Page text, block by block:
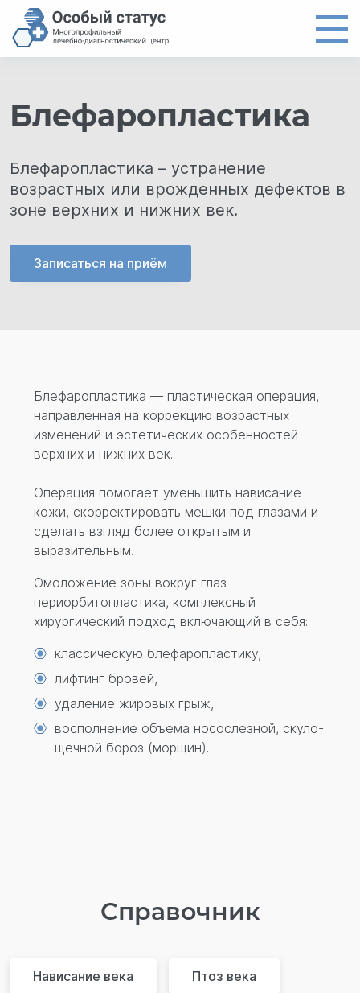
Направления
Блефаропластика
Блефаропластика – устранение
возрастных или врожденных дефектов в
зоне верхних и нижних век.
Записаться на приём
Блефаропластика — пластическая операция,
направленная на коррекцию возрастных
изменений и эстетических особенностей
верхних и нижних век.
Операция помогает уменьшить нависание
кожи, скорректировать мешки под глазами и
сделать взгляд более открытым и
выразительным.
Омоложение зоны вокруг глаз -
периорбитопластика, комплексный
хирургический подход включающий в себя:
классическую блефаропластику,
лифтинг бровей,
удаление жировых грыж,
восполнение объема носослезной, скуло-
щечной бороз (морщин).
Справочник
Нависание века Птоз века